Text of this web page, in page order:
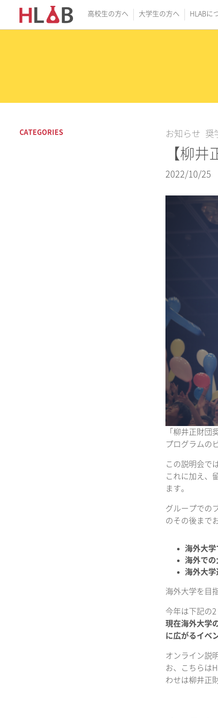
高校生の方へ 大学生の方へ HLABに
お知らせ 奨
【柳
2022/10/25
「柳井正財団
プログラムの
この説明会で
これに加え、
ます。
グループでの
のその後まで
海外大学
海外での
海外大学
海外大学を目
今年は下記の
現在海外大学
に広がるイベ
オンライン説
お、こちらは
わせは柳井正
CATEGORIES